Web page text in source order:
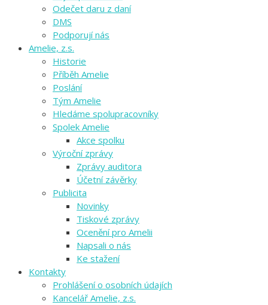
Odečet daru z daní
DMS
Podporují nás
Amelie, z.s.
Historie
Příběh Amelie
Poslání
Tým Amelie
Hledáme spolupracovníky
Spolek Amelie
Akce spolku
Výroční zprávy
Zprávy auditora
Účetní závěrky
Publicita
Novinky
Tiskové zprávy
Ocenění pro Amelii
Napsali o nás
Ke stažení
Kontakty
Prohlášení o osobních údajích
Kancelář Amelie, z.s.